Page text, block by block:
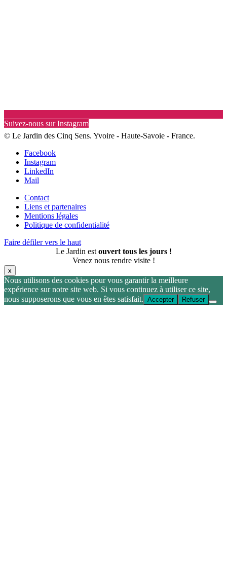
Suivez-nous sur Instagram
© Le Jardin des Cinq Sens. Yvoire - Haute-Savoie - France.
Facebook
Instagram
LinkedIn
Mail
Contact
Liens et partenaires
Mentions légales
Politique de confidentialité
Faire défiler vers le haut
Le Jardin estouvert tous les jours !
Venez nous rendre visite !
x
Nous utilisons des cookies pour vous garantir la meilleure
expérience sur notre site web. Si vous continuez à utiliser ce site,
nous supposerons que vous en êtes satisfait. Accepter Refuser